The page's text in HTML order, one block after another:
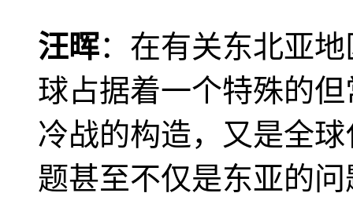
汪晖：在有关东北亚
球占据着一个特殊的
冷战的构造，又是全
题甚至不仅是东亚的